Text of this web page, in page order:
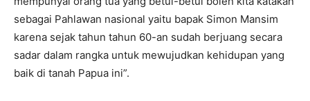
sebagai Pahlawan nasional yaitu bapak Simon Mansim
karena sejak tahun tahun 60-an sudah berjuang secara
sadar dalam rangka untuk mewujudkan kehidupan yang
baik di tanah Papua ini”.